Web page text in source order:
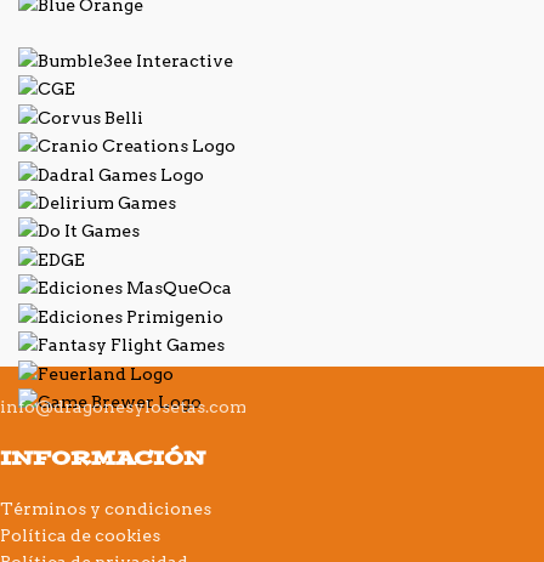
info@dragonesylosetas.com
INFORMACIÓN
Términos y condiciones
Política de cookies